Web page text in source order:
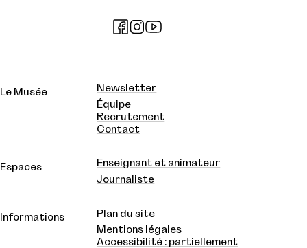
Le Musée
Newsletter
Équipe
Recrutement
Contact
Espaces
Enseignant et animateur
Journaliste
Informations
Plan du site
Mentions légales
Accessibilité : partiellement